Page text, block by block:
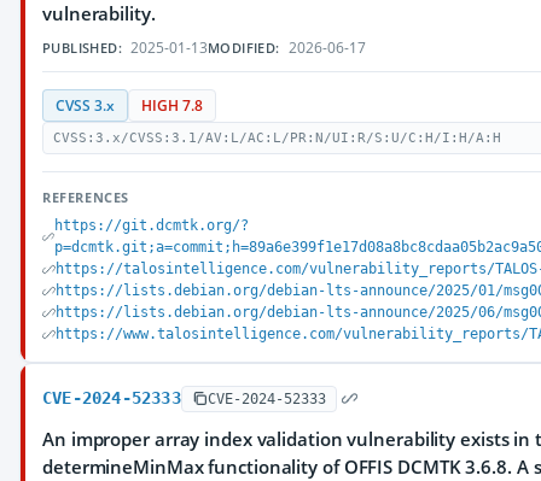
vulnerability.
PUBLISHED: 2025-01-13MODIFIED: 2026-06-17
CVSS 3.x HIGH 7.8
CVSS:3.x/CVSS:3.1/AV:L/AC:L/PR:N/UI:R/S:U/C:H/I:H/A:H
REFERENCES
https://git.dcmtk.org/?
https://talosintelligence.com/vulnerability_reports/TALOS-
https://lists.debian.org/debian-lts-announce/2025/01/
https://lists.debian.org/debian-lts-announce/2025/06/
https://www.talosintelligence.com/vulnerability_reports/
CVE-2024-52333 CVE-2024-52333
An improper array index validation vulnerability exists in
determineMinMax functionality of OFFIS DCMTK 3.6.8. A